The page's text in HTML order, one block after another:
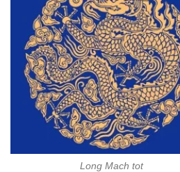
Long Mach tot